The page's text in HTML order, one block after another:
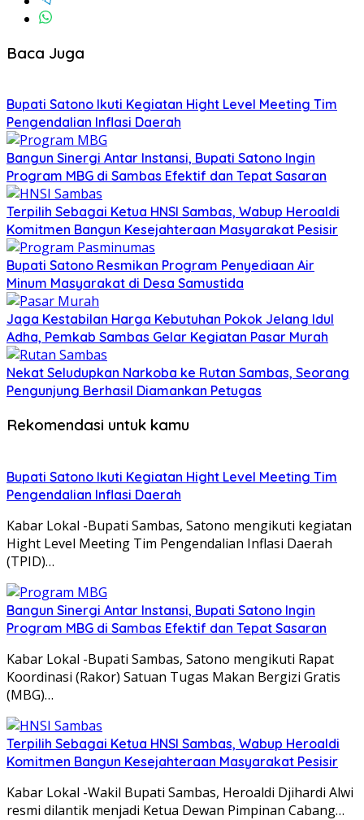
Baca Juga
Bupati Satono Ikuti Kegiatan Hight Level Meeting Tim
Pengendalian Inflasi Daerah
Bangun Sinergi Antar Instansi, Bupati Satono Ingin
Program MBG di Sambas Efektif dan Tepat Sasaran
Terpilih Sebagai Ketua HNSI Sambas, Wabup Heroaldi
Komitmen Bangun Kesejahteraan Masyarakat Pesisir
Bupati Satono Resmikan Program Penyediaan Air
Minum Masyarakat di Desa Samustida
Jaga Kestabilan Harga Kebutuhan Pokok Jelang Idul
Adha, Pemkab Sambas Gelar Kegiatan Pasar Murah
Nekat Seludupkan Narkoba ke Rutan Sambas, Seorang
Pengunjung Berhasil Diamankan Petugas
Rekomendasi untuk kamu
Bupati Satono Ikuti Kegiatan Hight Level Meeting Tim
Pengendalian Inflasi Daerah
Kabar Lokal -Bupati Sambas, Satono mengikuti kegiatan
Hight Level Meeting Tim Pengendalian Inflasi Daerah
(TPID)…
Bangun Sinergi Antar Instansi, Bupati Satono Ingin
Program MBG di Sambas Efektif dan Tepat Sasaran
Kabar Lokal -Bupati Sambas, Satono mengikuti Rapat
Koordinasi (Rakor) Satuan Tugas Makan Bergizi Gratis
(MBG)…
Terpilih Sebagai Ketua HNSI Sambas, Wabup Heroaldi
Komitmen Bangun Kesejahteraan Masyarakat Pesisir
Kabar Lokal -Wakil Bupati Sambas, Heroaldi Djihardi Alwi
resmi dilantik menjadi Ketua Dewan Pimpinan Cabang…